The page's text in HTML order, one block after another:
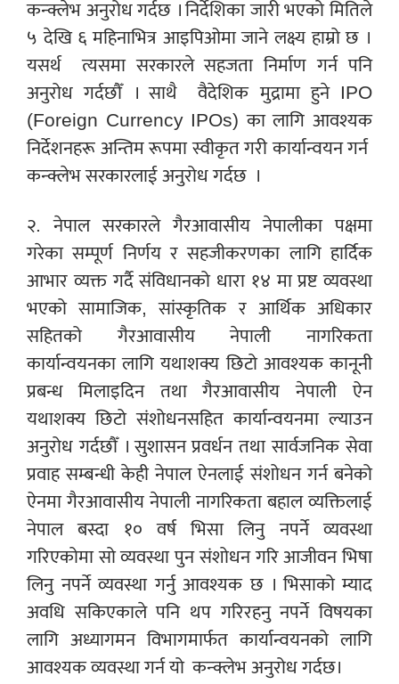
कन्क्लेभअनुरोध गर्दछ । निर्देशिका जारी भएको मितिले
५ देखि ६ महिनाभित्र आइपिओमा जाने लक्ष्य हाम्रो छ ।
यसर्थ
त्यसमा सरकारले सहजता निर्माण गर्न पनि
अनुरोध गर्दछौँ । साथै
वैदेशिक मुद्रामा हुने IPO
(Foreign Currency IPOs) का लागि आवश्यक
निर्देशनहरू अन्तिम रूपमा स्वीकृत गरी कार्यान्वयन गर्न
कन्क्लेभसरकारलाई अनुरोध गर्दछ ।
२.नेपाल सरकारले गैरआवासीय नेपालीका पक्षमा
गरेका सम्पूर्ण निर्णय र सहजीकरणका लागि हार्दिक
आभार व्यक्त गर्दै संविधानको धारा १४ मा प्रष्ट व्यवस्था
भएको सामाजिक, सांस्कृतिक र आर्थिक अधिकार
सहितको गैरआवासीय नेपाली नागरिकता
कार्यान्वयनका लागि यथाशक्य छिटो आवश्यक कानूनी
प्रबन्ध मिलाइदिन तथा गैरआवासीय नेपाली ऐन
यथाशक्य छिटो संशोधनसहित कार्यान्वयनमा ल्याउन
अनुरोध गर्दछौँ । सुशासन प्रवर्धन तथा सार्वजनिक सेवा
प्रवाह सम्बन्धी केही नेपाल ऐनलाई संशोधन गर्न बनेको
ऐनमा गैरआवासीय नेपाली नागरिकता बहाल व्यक्तिलाई
नेपाल बस्दा १० वर्ष भिसा लिनु नपर्ने व्यवस्था
गरिएकोमा सो व्यवस्था पुन संशोधन गरि आजीवन भिषा
लिनु नपर्ने व्यवस्था गर्नु आवश्यक छ । भिसाको म्याद
अवधि सकिएकाले पनि थप गरिरहनु नपर्ने विषयका
लागि अध्यागमन विभागमार्फत कार्यान्वयनको लागि
आवश्यक व्यवस्था गर्न यो कन्क्लेभ अनुरोध गर्दछ।